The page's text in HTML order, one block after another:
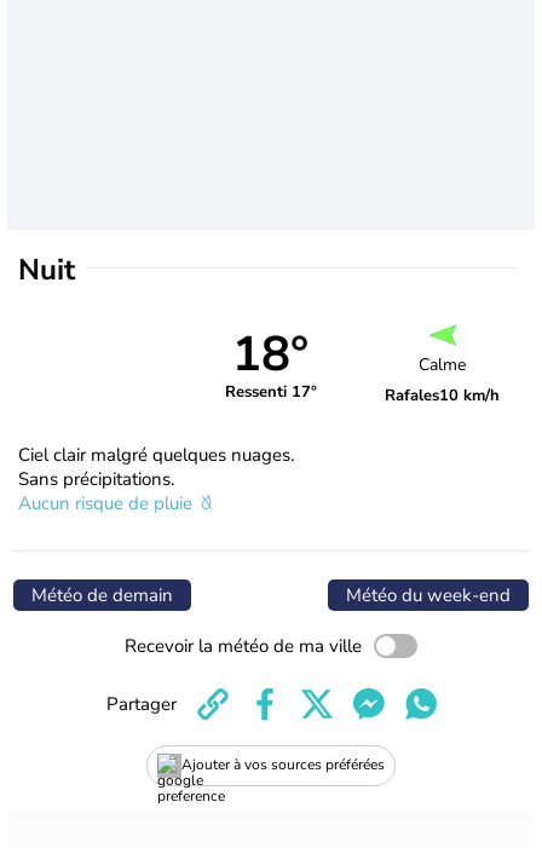
Nuit
18°
Ressenti 17°
Calme
Rafales10 km/h
Ciel clair malgré quelques nuages.
Sans précipitations.
Aucun risque de pluie
Météo de demain Météo du week-end
Recevoir la météo de ma ville
Ajouter à vos sources préférées
Partager